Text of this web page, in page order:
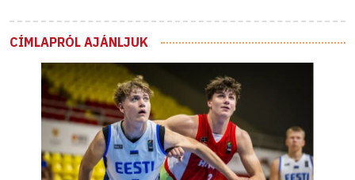
CÍMLAPRÓL AJÁNLJUK